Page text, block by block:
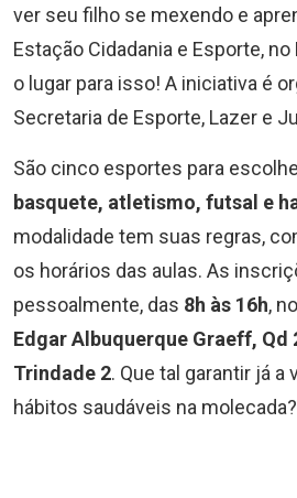
ver seu filho se mexendo e
Estação Cidadania e Esporte, no
o lugar para isso! A iniciativa é
Secretaria de Esporte, Lazer e
São cinco esportes para
basquete, atletismo, futsal e
modalidade tem suas regras,
os horários das aulas. As
pessoalmente, das 8h às 16h,
Edgar Albuquerque Graeff, Qd
Trindade 2. Que tal garantir já a
hábitos saudáveis na molecada?